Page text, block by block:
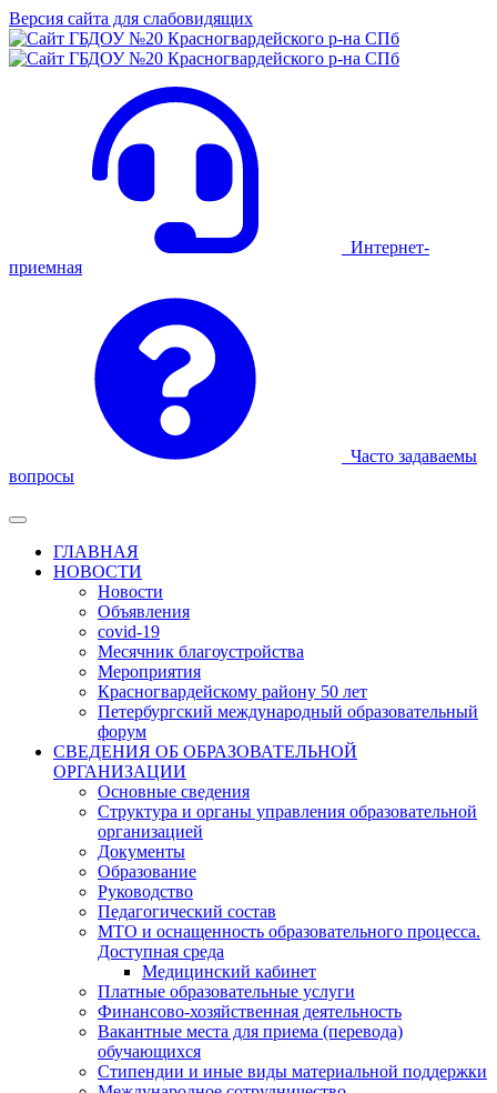
Версия сайта для слабовидящих
Интернет-
приемная
Часто задаваемы
вопросы
ГЛАВНАЯ
НОВОСТИ
Новости
Объявления
covid-19
Месячник благоустройства
Мероприятия
Красногвардейскому району 50 лет
Петербургский международный образовательный
форум
СВЕДЕНИЯ ОБ ОБРАЗОВАТЕЛЬНОЙ
ОРГАНИЗАЦИИ
Основные сведения
Структура и органы управления образовательной
организацией
Документы
Образование
Руководство
Педагогический состав
МТО и оснащенность образовательного процесса.
Доступная среда
Медицинский кабинет
Платные образовательные услуги
Финансово-хозяйственная деятельность
Вакантные места для приема (перевода)
обучающихся
Стипендии и иные виды материальной поддержки